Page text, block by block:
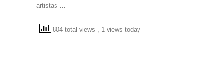
artistas …
804 total views , 1 views today